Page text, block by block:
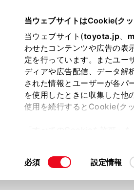
は必須です。
当ウェブサイトはCookie(クッ
当ウェブサイト(toyota.jp、
わせたコンテンツや広告の表
定を行っています。またユー
ディアや広告配信、データ解
された情報とユーザーが各パ
を使用したときに収集した他
使用を続行するとCookie(ク
て」をご覧ください。
同
必須 設定情報
中古車：お問い合
お客さま情報の入力